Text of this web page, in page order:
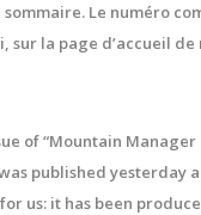
Le numéro
sur la page d’accueil de
of “Mountain Manager
published yesterday
us: it has been